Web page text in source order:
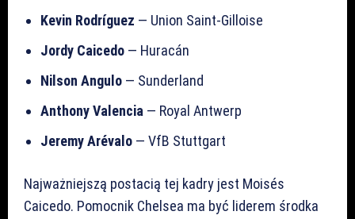
Kevin Rodríguez — Union Saint-Gilloise
Jordy Caicedo — Huracán
Nilson Angulo — Sunderland
Anthony Valencia — Royal Antwerp
Jeremy Arévalo — VfB Stuttgart
Najważniejszą postacią tej kadry jest Moisés
Caicedo. Pomocnik Chelsea ma być liderem środka